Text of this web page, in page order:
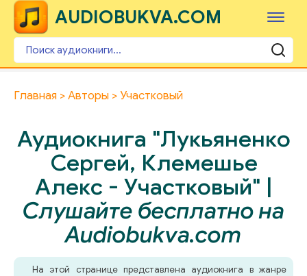
AUDIOBUKVA.COM
Главная Авторы Участковый
Аудиокнига "Лукьяненко
Сергей, Клемешье
Алекс - Участковый" |
Слушайте бесплатно на
Audiobukva.com
На этой странице представлена аудиокнига в жанре